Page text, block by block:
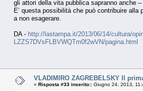
gli attori della vita pubblica sapranno anche
E’ questa possibilità che può contribuire
a non esagerare.
DA - http://lastampa.it/2013/06/14/cultura/
LZZS7DVsFLBVWQTm0f2wVN/pagina.html
VLADIMIRO ZAGREBELSKY Il
« Risposta #33 inserito:: Giugno 24, 2013,